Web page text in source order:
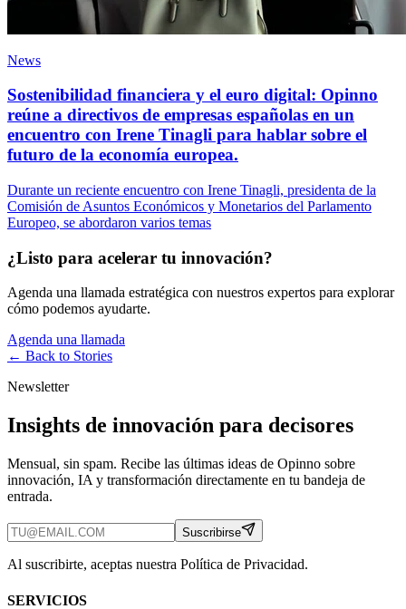
News
Sostenibilidad financiera y el euro digital: Opinno
reúne a directivos de empresas españolas en un
encuentro con Irene Tinagli para hablar sobre el
futuro de la economía europea.
Durante un reciente encuentro con Irene Tinagli, presidenta de la
Comisión de Asuntos Económicos y Monetarios del Parlamento
Europeo, se abordaron varios temas
¿Listo para acelerar tu innovación?
Agenda una llamada estratégica con nuestros expertos para explorar
cómo podemos ayudarte.
Agenda una llamada
← Back to Stories
Newsletter
Insights de innovación para decisores
Mensual, sin spam. Recibe las últimas ideas de Opinno sobre
innovación, IA y transformación directamente en tu bandeja de
entrada.
Suscribirse
Al suscribirte, aceptas nuestra Política de Privacidad.
SERVICIOS